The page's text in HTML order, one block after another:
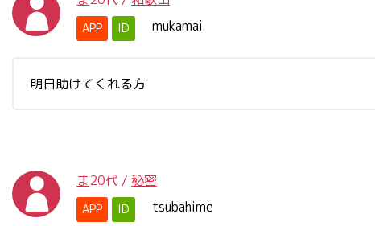
APP ID mukamai
明日助けてくれる方
ま20代 / 秘密
APP ID tsubahime